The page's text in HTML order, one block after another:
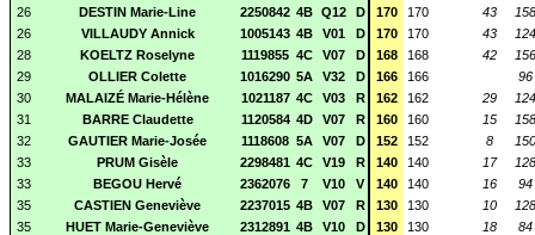
26
DESTIN Marie-Line 2250842 4B Q12 D 170 170 43
158
26
VILLAUDY Annick 1005143 4B V01 D 170 170 43
124
28
KOELTZ Roselyne 1119855 4C V07 D 168 168 42
156
29
OLLIER Colette 1016290 5A V32 D 166 166
96
30
MALAIZÉ Marie-Hélène 1021187 4C V03 R 162 162 29
124
31
BARRE Claudette 1120584 4D V07 R 160 160 15
158
32
GAUTIER Marie-Josée 1118608 5A V07 D 152 152 8
150
33
PRUM Gisèle 2298481 4C V19 R 140 140 17
128
33
BEGOU Hervé 2362076 7 V10 V 140 140 16
94
35
CASTIEN Geneviève 2237015 4B V07 R 130 130 10
128
35
HUET Marie-Geneviève 2312891 4B V10 D 130 130 18
84